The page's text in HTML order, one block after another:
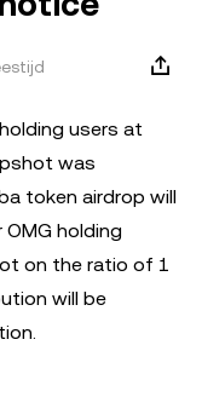
users at
was
token airdrop will
holding
on the ratio of 1
will be